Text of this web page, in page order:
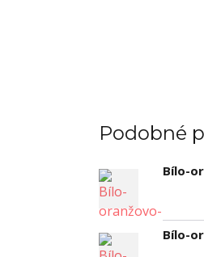
Podobné
Bílo-
Bílo-